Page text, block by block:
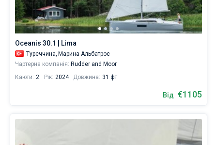
Мармариса!
Починаючи
ми
пропонуємо
варіанти
на
то
Oceanis 30.1 | Lima
Туреччина, Марина Альбатрос
Чартерна компанія: Rudder and Moor
Каюти: 2 Рік: 2024 Довжина: 31 фт
Від €1105
Без шкіпера
Показати результати(160)